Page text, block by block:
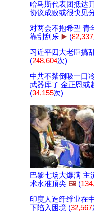
哈马斯代表团抵达
协议成败或很快见
对两会不抱希望 青
靠刮刮乐 ▶️ (82,337
习近平四大老臣搞
(248,604次)
中共不禁倒吸一口
武器库了 金正恩或
(34,155次)
巴黎七场大爆满 主
术水准顶尖 🖼️ (
印度人造纤维业在
下陷入困境 (32,567